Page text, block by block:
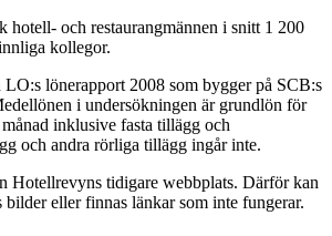
hotell- och restaurangmännen i snitt 1 200
kollegor.
lönerapport 2008 som bygger på SCB:s
i undersökningen är grundlön för
inklusive fasta tillägg och
och andra rörliga tillägg ingår inte.
Hotellrevyns tidigare webbplats. Därför kan
bilder eller finnas länkar som inte fungerar.